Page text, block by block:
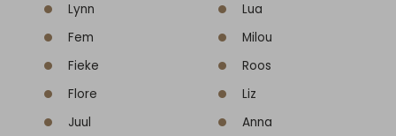
Lynn
Fem
Fieke
Flore
Juul
Lua
Milou
Roos
Liz
Anna